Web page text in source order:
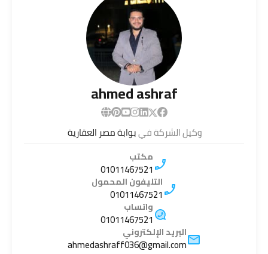
ahmed ashraf
وكيل الشركة فيبوابة مصر العقارية
مكتب
01011467521
التليفون المحمول
01011467521
واتساب
01011467521
البريد الإلكتروني
ahmedashraff036@gmail.com